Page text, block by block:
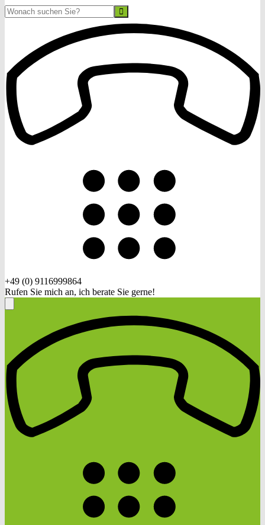
+49 (0) 9116999864
Rufen Sie mich an, ich berate Sie gerne!